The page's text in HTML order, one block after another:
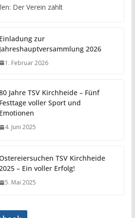
Der Verein zählt
Einladung zur
Jahreshauptversammlung 2026
1. Februar 2026
Jahre TSV Kirchheide – Fünf
Festtage voller Sport und
Emotionen
4. Juni 2025
TSV Kirchheide
– Ein voller Erfolg!
5. Mai 2025